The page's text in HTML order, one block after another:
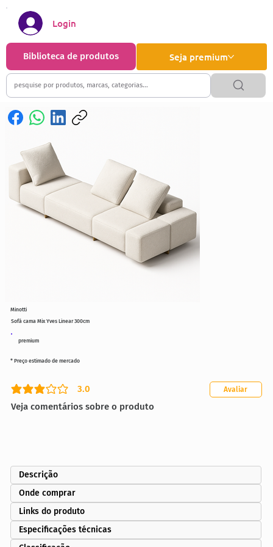
Seja premium
Biblioteca de produtos
Login
premium
Sofá cama Mix Yves Linear 300cm
3.0
classificação média é 3 de 5
Veja comentários sobre o produto
Avaliar
* Preço estimado de mercado
Minotti
Descrição
Onde comprar
Links do produto
Especificações técnicas